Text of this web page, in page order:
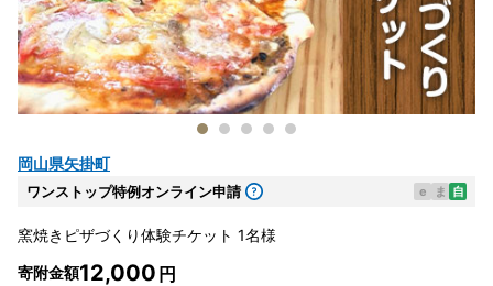
岡山県矢掛町
ワンストップ特例オンライン申請 e ま 自
窯焼きピザづくり体験チケット 1名様
寄附金額12,000